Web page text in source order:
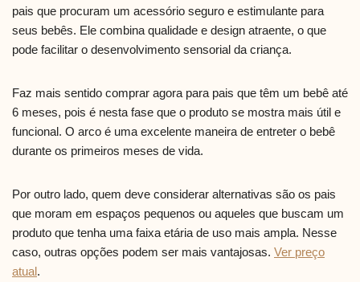
pais que procuram um acessório seguro e estimulante para
seus bebês. Ele combina qualidade e design atraente, o que
pode facilitar o desenvolvimento sensorial da criança.
Faz mais sentido comprar agora para pais que têm um bebê até
6 meses, pois é nesta fase que o produto se mostra mais útil e
funcional. O arco é uma excelente maneira de entreter o bebê
durante os primeiros meses de vida.
Por outro lado, quem deve considerar alternativas são os pais
que moram em espaços pequenos ou aqueles que buscam um
produto que tenha uma faixa etária de uso mais ampla. Nesse
caso, outras opções podem ser mais vantajosas. Ver preço
atual.